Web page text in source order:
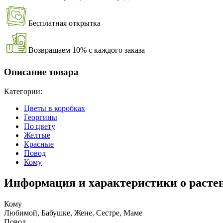
Бесплатная открытка
Возвращаем 10% с каждого заказа
Описание товара
Категории:
Цветы в коробках
Георгины
По цвету
Желтые
Красные
Повод
Кому
Информация и характеристики о
Кому
Любимой, Бабушке, Жене, Сестре, Маме